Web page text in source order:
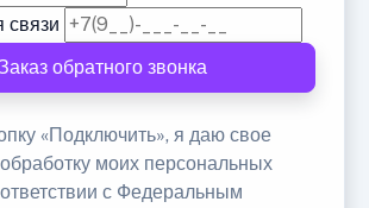
связи
обратного звонка
«Подключить», я даю свое
моих персональных
с Федеральным